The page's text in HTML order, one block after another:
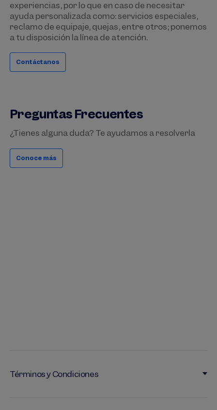
experiencias, por lo que en caso de necesitar
ayuda personalizada como: servicios especiales,
reclamo de equipaje, quejas, entre otros; ponemos
a tu disposición la línea de atención.
Contáctanos
Preguntas Frecuentes
¿Tienes alguna duda? Te ayudamos a resolverla
Conoce más
Términos y Condiciones